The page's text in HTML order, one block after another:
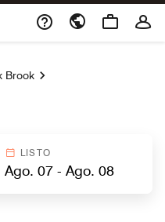
Brook
LISTO